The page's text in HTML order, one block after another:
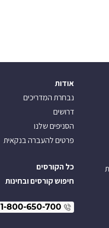
אודות
נבחרת המדריכים
דרושים
הסניפים שלנו
פרטים להעברה בנקאית
כל הקורסים
חיפוש קורסים ובחינות
1-800-650-700